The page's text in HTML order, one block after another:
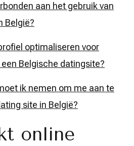
aan het gebruik van
België?
optimaliseren voor
Belgische datingsite?
ik nemen om me aan te
site in België?
online